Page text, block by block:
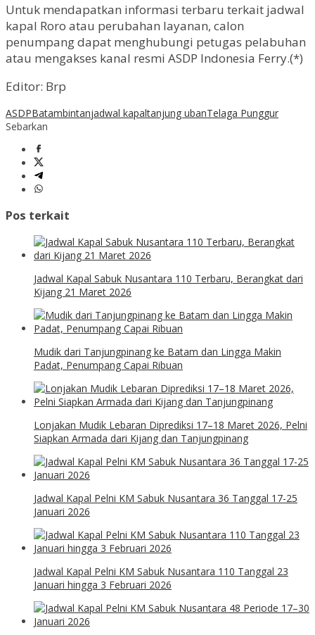
Untuk mendapatkan informasi terbaru terkait jadwal
kapal Roro atau perubahan layanan, calon
penumpang dapat menghubungi petugas pelabuhan
atau mengakses kanal resmi ASDP Indonesia Ferry.(*)
Editor: Brp
ASDPBatambintanjadwal kapaltanjung ubanTelaga Punggur
Sebarkan
Pos terkait
Jadwal Kapal Sabuk Nusantara 110 Terbaru, Berangkat dari
Kijang 21 Maret 2026
Mudik dari Tanjungpinang ke Batam dan Lingga Makin
Padat, Penumpang Capai Ribuan
Lonjakan Mudik Lebaran Diprediksi 17–18 Maret 2026, Pelni
Siapkan Armada dari Kijang dan Tanjungpinang
Jadwal Kapal Pelni KM Sabuk Nusantara 36 Tanggal 17-25
Januari 2026
Jadwal Kapal Pelni KM Sabuk Nusantara 110 Tanggal 23
Januari hingga 3 Februari 2026